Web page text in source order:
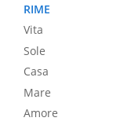
RIME
Vita
Sole
Casa
Mare
Amore